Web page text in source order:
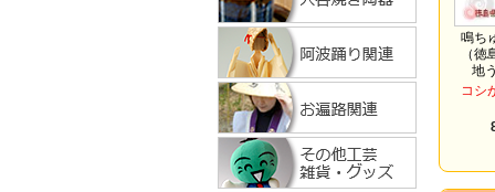
鳴ち
（
地
コシ